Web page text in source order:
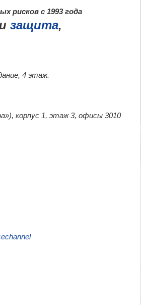
рисков с 1993 года
и защита,
4 этаж.
корпус 1, этаж 3, офисы 3010